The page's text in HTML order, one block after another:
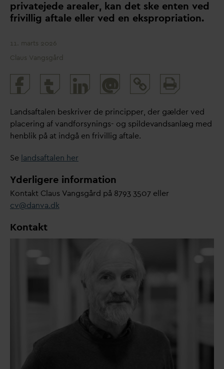
privatejede arealer, kan det ske enten ved
frivillig aftale eller ved en ekspropriation.
11. marts 2026
Claus Vangsgård
@
and
Landsaftalen beskriver de principper, der gælder ved
placering af vandforsynings- og spildevandsanlæg med
henblik på at indgå en frivillig aftale.
Se landsaftalen her
Yderligere information
Kontakt Claus Vangsgård på 8793 3507 eller
cv@danva.dk
Kontakt